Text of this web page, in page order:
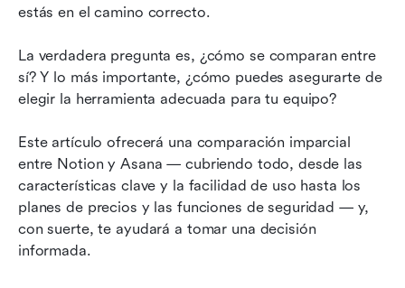
estás en el camino correcto.
La verdadera pregunta es, ¿cómo se comparan entre
sí? Y lo más importante, ¿cómo puedes asegurarte de
elegir la herramienta adecuada para tu equipo?
Este artículo ofrecerá una comparación imparcial
entre Notion y Asana — cubriendo todo, desde las
características clave y la facilidad de uso hasta los
planes de precios y las funciones de seguridad — y,
con suerte, te ayudará a tomar una decisión
informada.
Notion vs. Asana: ¿Cuál software de gestión de
Conclusión